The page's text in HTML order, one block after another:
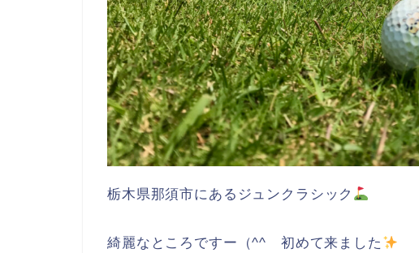
栃木県那須市にあるジュンクラシック
綺麗なところですー（^^ 初めて来ました